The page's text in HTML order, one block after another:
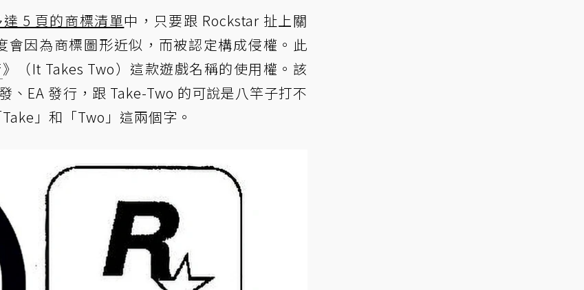
達 5 頁的商標清單中，只要跟 Rockstar 扯上關
會因為商標圖形近似，而被認定構成侵權。此
》（It Takes Two）這款遊戲名稱的使用權。該
EA 發行，跟 Take-Two 的可說是八竿子打不
」和「Two」這兩個字。